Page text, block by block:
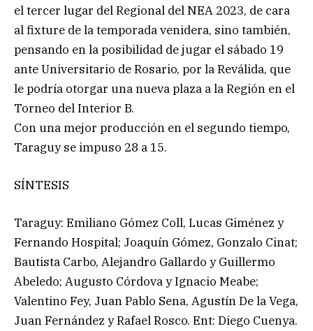
el tercer lugar del Regional del NEA 2023, de cara
al fixture de la temporada venidera, sino también,
pensando en la posibilidad de jugar el sábado 19
ante Universitario de Rosario, por la Reválida, que
le podría otorgar una nueva plaza a la Región en el
Torneo del Interior B.
Con una mejor producción en el segundo tiempo,
Taraguy se impuso 28 a 15.
SÍNTESIS
Taraguy: Emiliano Gómez Coll, Lucas Giménez y
Fernando Hospital; Joaquín Gómez, Gonzalo Cinat;
Bautista Carbo, Alejandro Gallardo y Guillermo
Abeledo; Augusto Córdova y Ignacio Meabe;
Valentino Fey, Juan Pablo Sena, Agustín De la Vega,
Juan Fernández y Rafael Rosco. Ent: Diego Cuenya.